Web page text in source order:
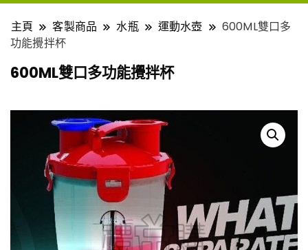
主頁 客製商品 水瓶 運動水壺
600ML雙口多
功能攪拌杯
600ML雙口多功能攪拌杯